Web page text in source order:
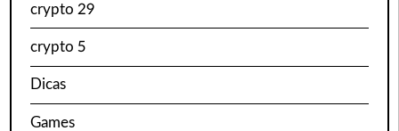
crypto 29
crypto 5
Dicas
Games